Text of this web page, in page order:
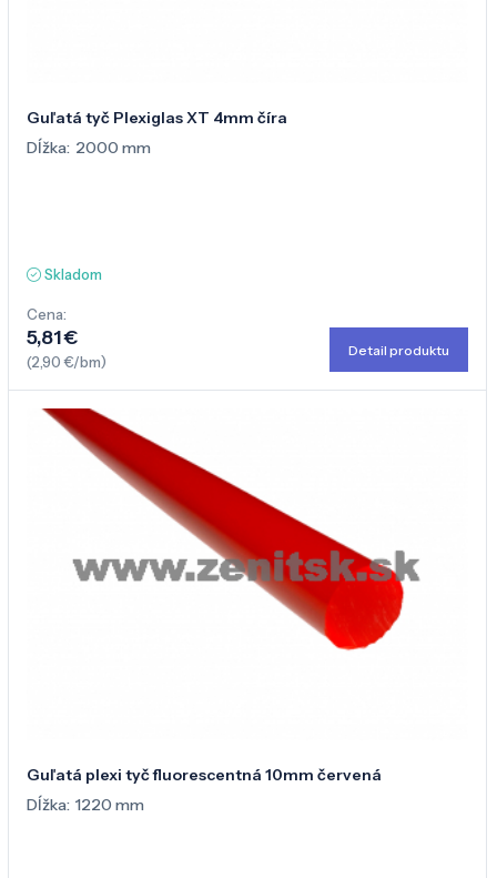
Guľatá tyč Plexiglas XT 4mm číra
Dĺžka: 2000 mm
Skladom
Cena:
5,81 €
(2,90 €/bm)
Detail produktu
Guľatá plexi tyč fluorescentná 10mm červená
Dĺžka: 1220 mm